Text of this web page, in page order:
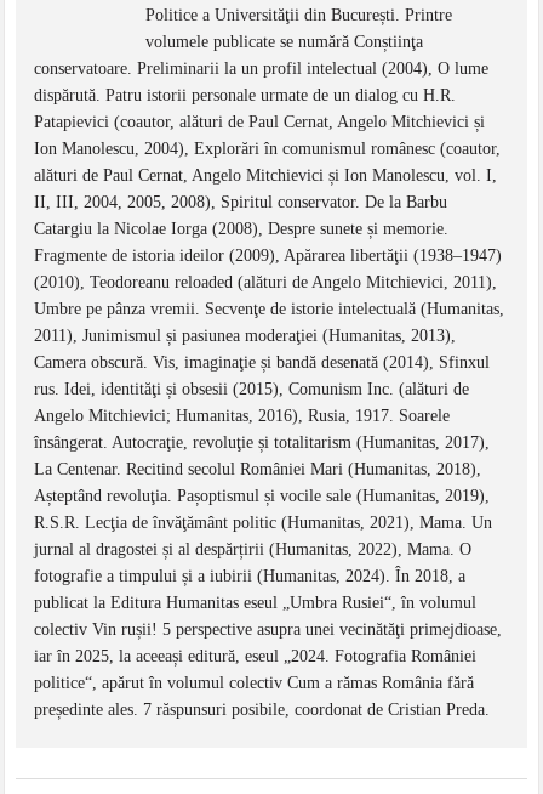
Politice a Universităţii din București. Printre
volumele publicate se numără Conștiinţa
conservatoare. Preliminarii la un profil intelectual (2004), O lume
dispărută. Patru istorii personale urmate de un dialog cu H.R.
Patapievici (coautor, alături de Paul Cernat, Angelo Mitchievici și
Ion Manolescu, 2004), Explorări în comunismul românesc (coautor,
alături de Paul Cernat, Angelo Mitchievici și Ion Manolescu, vol. I,
II, III, 2004, 2005, 2008), Spiritul conservator. De la Barbu
Catargiu la Nicolae Iorga (2008), Despre sunete și memorie.
Fragmente de istoria ideilor (2009), Apărarea libertăţii (1938–1947)
(2010), Teodoreanu reloaded (alături de Angelo Mitchievici, 2011),
Umbre pe pânza vremii. Secvenţe de istorie intelectuală (Humanitas,
2011), Junimismul și pasiunea moderaţiei (Humanitas, 2013),
Camera obscură. Vis, imaginaţie și bandă desenată (2014), Sfinxul
rus. Idei, identităţi și obsesii (2015), Comunism Inc. (alături de
Angelo Mitchievici; Humanitas, 2016), Rusia, 1917. Soarele
însângerat. Autocraţie, revoluţie și totalitarism (Humanitas, 2017),
La Centenar. Recitind secolul României Mari (Humanitas, 2018),
Așteptând revoluţia. Pașoptismul și vocile sale (Humanitas, 2019),
R.S.R. Lecţia de învăţământ politic (Humanitas, 2021), Mama. Un
jurnal al dragostei și al despărțirii (Humanitas, 2022), Mama. O
fotografie a timpului și a iubirii (Humanitas, 2024). În 2018, a
publicat la Editura Humanitas eseul „Umbra Rusiei“, în volumul
colectiv Vin rușii! 5 perspective asupra unei vecinătăţi primejdioase,
iar în 2025, la aceeași editură, eseul „2024. Fotografia României
politice“, apărut în volumul colectiv Cum a rămas România fără
președinte ales. 7 răspunsuri posibile, coordonat de Cristian Preda.